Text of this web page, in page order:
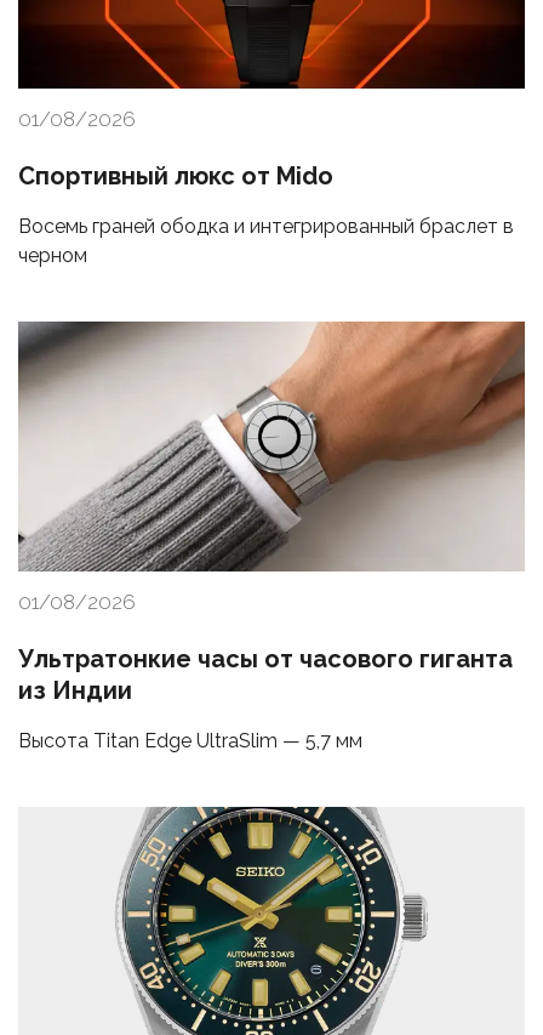
01/08/2026
Спортивный люкс от Mido
Восемь граней ободка и интегрированный браслет в
черном
01/08/2026
Ультратонкие часы от часового гиганта
из Индии
Высота Titan Edge UltraSlim — 5,7 мм